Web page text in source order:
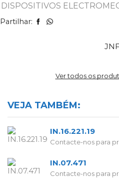
DISPOSITIVOS
Partilhar:
JNF
Ver todos os
VEJA TAMBÉM:
IN.16.221.19
Contacte-nos para
IN.07.471
Contacte-nos para